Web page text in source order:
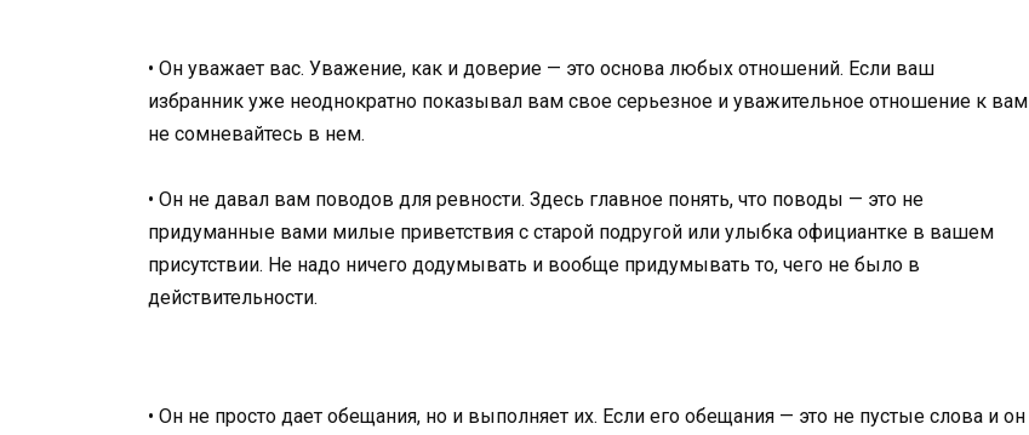
• Он уважает вас. Уважение, как и доверие — это основа любых отношений. Если ваш
избранник уже неоднократно показывал вам свое серьезное и уважительное отношение к вам
не сомневайтесь в нем.
• Он не давал вам поводов для ревности. Здесь главное понять, что поводы — это не
придуманные вами милые приветствия с старой подругой или улыбка официантке в вашем
присутствии. Не надо ничего додумывать и вообще придумывать то, чего не было в
действительности.
• Он не просто дает обещания, но и выполняет их. Если его обещания — это не пустые слова и он